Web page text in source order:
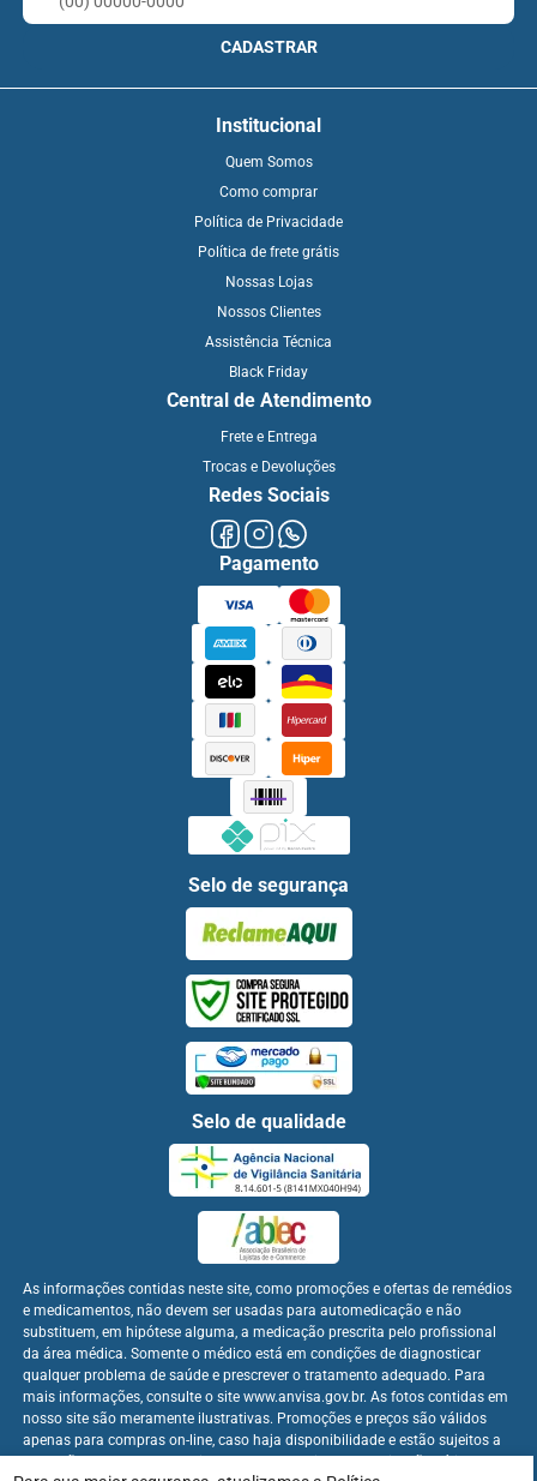
CADASTRAR
Institucional
Quem Somos
Como comprar
Política de Privacidade
Política de frete grátis
Nossas Lojas
Nossos Clientes
Assistência Técnica
Black Friday
Central de Atendimento
Frete e Entrega
Trocas e Devoluções
Redes Sociais
Pagamento
Selo de segurança
Selo de qualidade
As informações contidas neste site, como promoções e ofertas de remédios
e medicamentos, não devem ser usadas para automedicação e não
substituem, em hipótese alguma, a medicação prescrita pelo profissional
da área médica. Somente o médico está em condições de diagnosticar
qualquer problema de saúde e prescrever o tratamento adequado. Para
mais informações, consulte o site www.anvisa.gov.br. As fotos contidas em
nosso site são meramente ilustrativas. Promoções e preços são válidos
apenas para compras on-line, caso haja disponibilidade e estão sujeitos a